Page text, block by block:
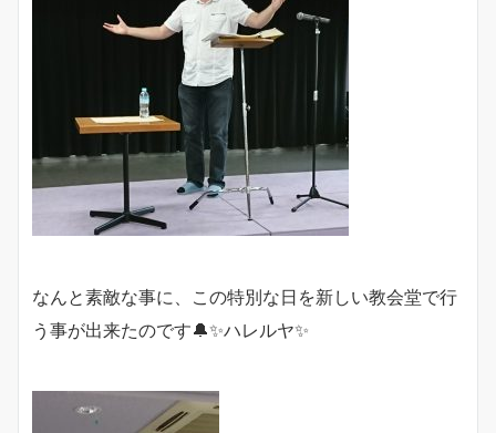
なんと素敵な事に、この特別な日を新しい教会堂で行
う事が出来たのです🔔✨ハレルヤ✨